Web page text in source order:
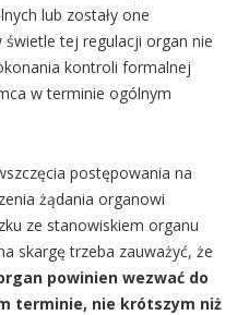
lub zostały one
tej regulacji organ nie
kontroli formalnej
w terminie ogólnym
postępowania na
żądania organowi
ze stanowiskiem organu
skargę trzeba zauważyć, że
powinien wezwać do
terminie, nie krótszym niż